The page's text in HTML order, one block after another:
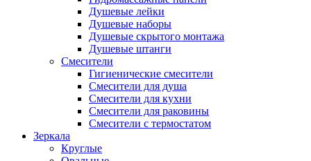
Душевые лейки
Душевые наборы
Душевые скрытого монтажа
Душевые штанги
Смесители
Гигиенические смесители
Смесители для душа
Смесители для кухни
Смесители для раковины
Смесители с термостатом
Зеркала
Круглые